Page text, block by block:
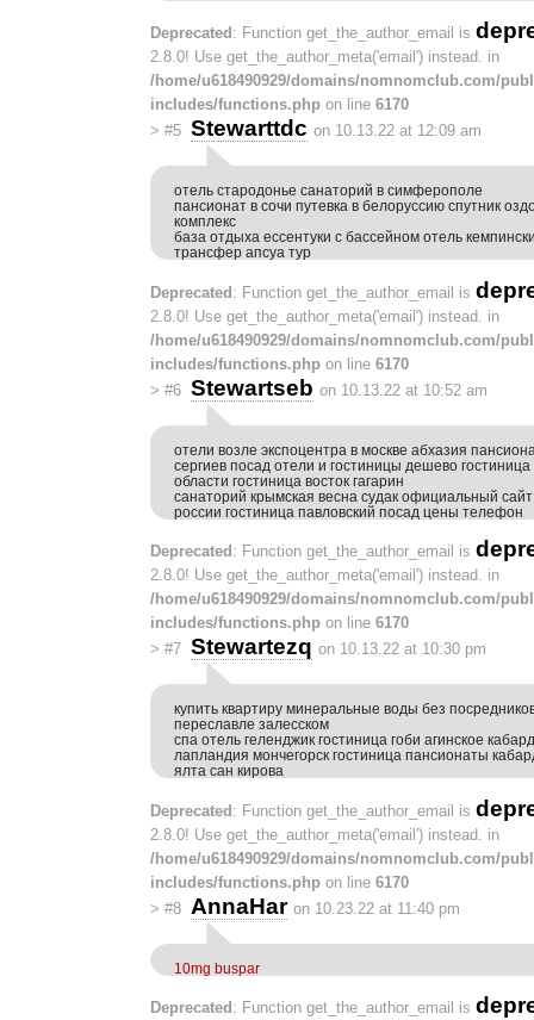
Deprecated : Function get_the_author_email is
2.8.0! Use get_the_author_meta('email') instead. in
/home/u618490929/domains/nomnomclub.com/
includes/functions.php on line 6170
> #5 Stewarttdc on 10.13.22 at 12:09 am
отель стародонье санаторий в симферополе
пансионат в сочи путевка в белоруссию спутник
комплекс
база отдыха ессентуки с бассейном отель
трансфер апсуа тур
Deprecated : Function get_the_author_email is
2.8.0! Use get_the_author_meta('email') instead. in
/home/u618490929/domains/nomnomclub.com/
includes/functions.php on line 6170
> #6 Stewartseb on 10.13.22 at 10:52 am
отели возле экспоцентра в москве абхазия
сергиев посад отели и гостиницы дешево гостиница
области гостиница восток гагарин
санаторий крымская весна судак официальный
россии гостиница павловский посад цены телефон
Deprecated : Function get_the_author_email is
2.8.0! Use get_the_author_meta('email') instead. in
/home/u618490929/domains/nomnomclub.com/
includes/functions.php on line 6170
> #7 Stewartezq on 10.13.22 at 10:30 pm
купить квартиру минеральные воды без
переславле залесском
спа отель геленджик гостиница гоби агинское
лапландия мончегорск гостиница пансионаты
ялта сан кирова
Deprecated: Function get_the_author_email is
2.8.0! Use get_the_author_meta('email') instead. in
/home/u618490929/domains/nomnomclub.com/
includes/functions.php on line 6170
> #8 AnnaHar on 10.23.22 at 11:40 pm
10mg buspar
Deprecated : Function get_the_author_email is